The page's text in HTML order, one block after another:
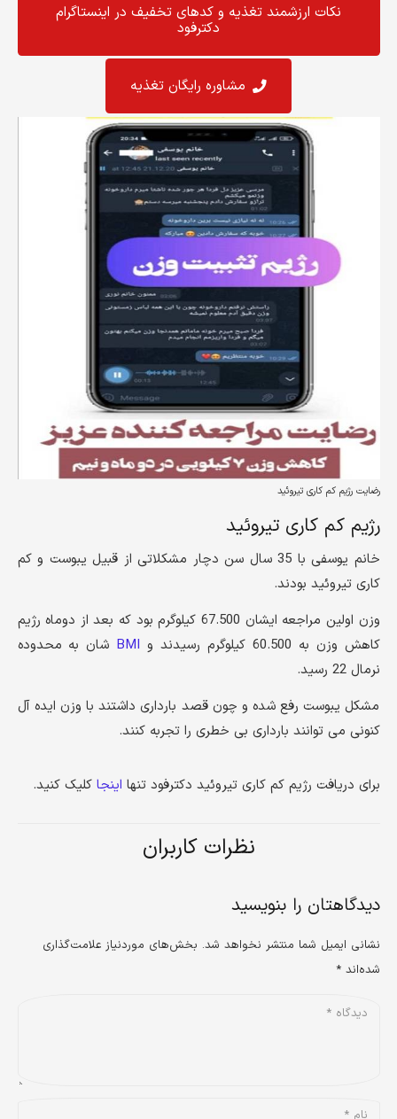
نکات ارزشمند تغذیه و کد‌های تخفیف در اینستاگرام
دکترفود
مشاوره رایگان تغذیه
رضایت رژیم کم کاری تیروئید
رژیم کم کاری تیروئید
خانم یوسفی با 35 سال سن دچار مشکلاتی از قبیل یبوست و کم
کاری تیروئید بودند.
وزن اولین مراجعه ایشان 67.500 کیلوگرم بود که بعد از دوماه رژیم
کاهش وزن به 60.500 کیلوگرم رسیدند و
BMI شان به محدوده
نرمال 22 رسید.
مشکل یبوست رفع شده و چون قصد بارداری داشتند با وزن ایده آل
کنونی می توانند بارداری بی خطری را تجربه کنند.
برای دریافت رژیم کم کاری تیروئید دکترفود تنها اینجاکلیک کنید.
نظرات کاربران
دیدگاهتان را بنویسید
نشانی ایمیل شما منتشر نخواهد شد. بخش‌های موردنیاز علامت‌گذاری
شده‌اند*